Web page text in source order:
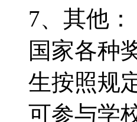
7、其他
国家各种
生按照规
可参与学